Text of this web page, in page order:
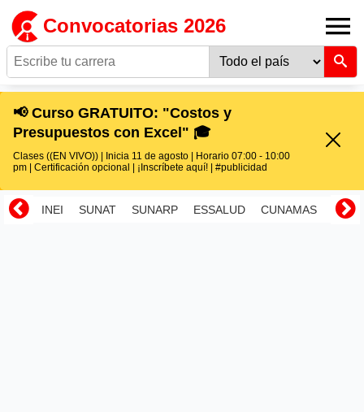
Convocatorias 2026
📢 Curso GRATUITO: "Costos y
Presupuestos con Excel" 🎓
Clases ((EN VIVO)) | Inicia 11 de agosto | Horario 07:00 - 10:00
pm | Certificación opcional | ¡Inscríbete aquí! | #publicidad
INEI SUNAT SUNARP ESSALUD CUNAMAS